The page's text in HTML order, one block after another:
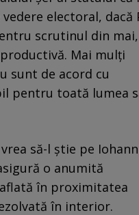
electoral, dacă
scrutinul din mai,
Mai mulți
sunt de acord cu
pentru toată lumea
să-l știe pe
o anumită
în proximitatea
în interior.